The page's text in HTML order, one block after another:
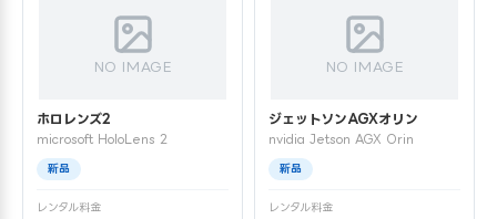
NO IMAGE
ホロレンズ2
microsoft HoloLens 2
新品
レンタル料金
NO IMAGE
ジェットソンAGXオリン
nvidia Jetson AGX Orin
新品
レンタル料金